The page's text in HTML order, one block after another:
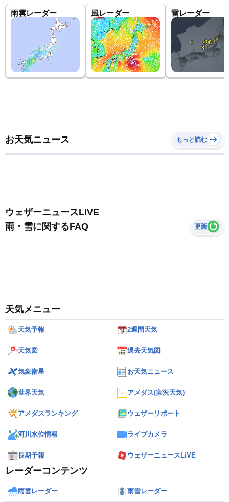
雨雲レーダー 風レーダー 雷レーダー
お天気ニュース もっと読む
ウェザーニュースLiVE
雨・雪に関するFAQ
更新
天気メニュー
天気予報 2週間天気
天気図 過去天気図
気象衛星 お天気ニュース
世界天気 アメダス(実況天気)
アメダスランキング ウェザーリポート
河川水位情報 ライブカメラ
長期予報 ウェザーニュースLiVE
レーダーコンテンツ
雨雲レーダー 雨雪レーダー